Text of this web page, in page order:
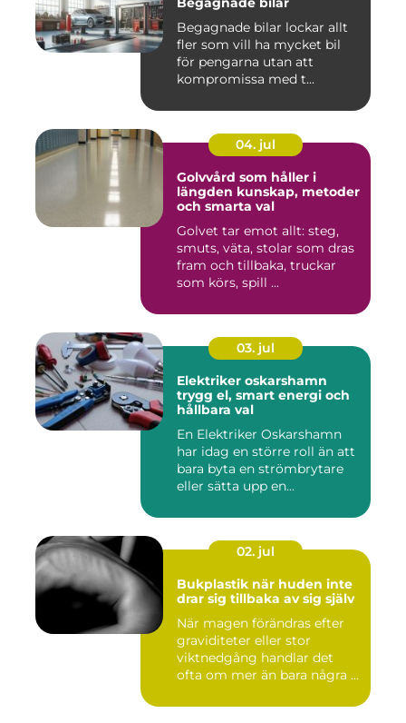
Begagnade bilar lockar allt
fler som vill ha mycket bil
för pengarna utan att
kompromissa med t...
04. jul
Golvvård som håller i
längden kunskap, metoder
och smarta val
Golvet tar emot allt: steg,
smuts, väta, stolar som dras
fram och tillbaka, truckar
som körs, spill ...
03. jul
Elektriker oskarshamn
trygg el, smart energi och
hållbara val
En Elektriker Oskarshamn
har idag en större roll än att
bara byta en strömbrytare
eller sätta upp en...
02. jul
Bukplastik när huden inte
drar sig tillbaka av sig själv
När magen förändras efter
graviditeter eller stor
viktnedgång handlar det
ofta om mer än bara några ...